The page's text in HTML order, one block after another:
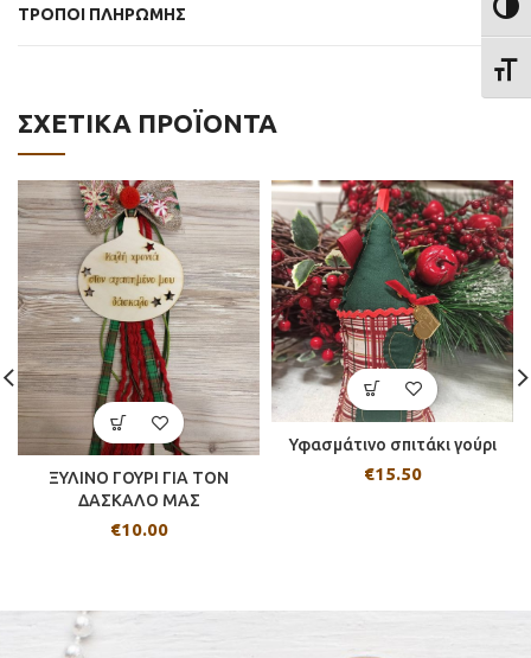
ΤΡΟΠΟΙ ΠΛΗΡΩΜΗΣ
ΣΧΕΤΙΚΆ ΠΡΟΪΌΝΤΑ
ΞΥΛΙΝΟ ΓΟΥΡΙ ΓΙΑ ΤΟΝ
ΔΑΣΚΑΛΟ ΜΑΣ
€10.00
Υφασμάτινο σπιτάκι γούρι
€15.50